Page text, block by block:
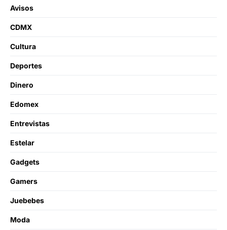
Avisos
CDMX
Cultura
Deportes
Dinero
Edomex
Entrevistas
Estelar
Gadgets
Gamers
Juebebes
Moda